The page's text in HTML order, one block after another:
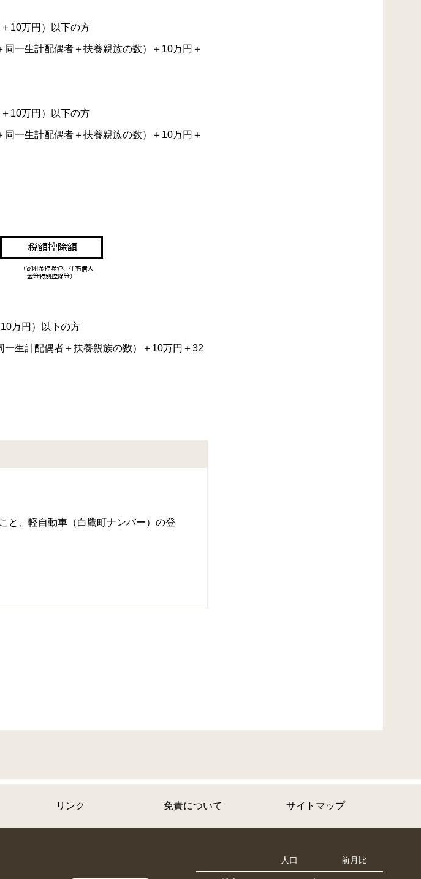
10万円）以下の方
生計配偶者＋扶養親族の数）＋10万円＋
10万円）以下の方
生計配偶者＋扶養親族の数）＋10万円＋
方
万円）以下の方
計配偶者＋扶養親族の数）＋10万円＋32
と、軽自動車（白鷹町ナンバー）の登
リンク 免責について サイトマップ
人口 前月比